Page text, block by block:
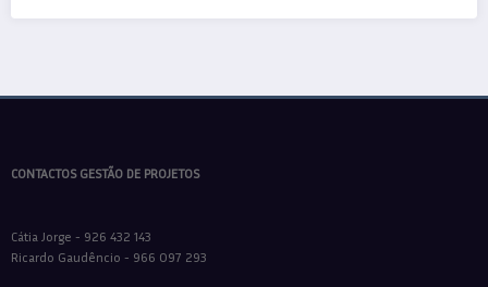
CONTACTOS GESTÃO DE PROJETOS
Cátia Jorge - 926 432 143
Ricardo Gaudêncio - 966 097 293